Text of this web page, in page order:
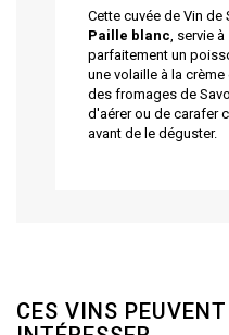
Cette cuvée de Vin de
Paille blanc, servie
parfaitement un
une volaille à la
des fromages de
d'aérer ou de carafer
avant de le déguster.
CES VINS